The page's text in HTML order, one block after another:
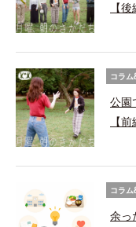
【後
コラム
公園
【前
コラム
余っ